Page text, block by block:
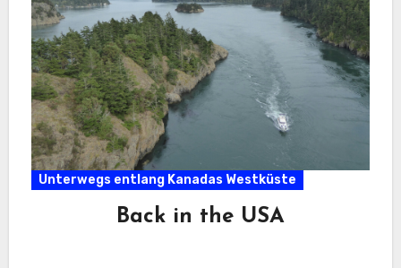
Unterwegs entlang Kanadas Westküste
Back in the USA